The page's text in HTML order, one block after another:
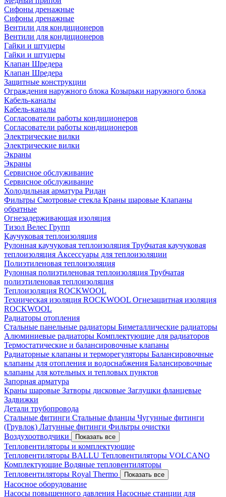
Сифоны дренажные
Сифоны дренажные
Вентили для кондиционеров
Вентили для кондиционеров
Гайки и штуцеры
Гайки и штуцеры
Клапан Шредера
Клапан Шредера
Защитные конструкции
Ограждения наружного блока Козырьки наружного блока
Кабель-каналы
Кабель-каналы
Согласователи работы кондиционеров
Согласователи работы кондиционеров
Электрические вилки
Электрические вилки
Экраны
Экраны
Сервисное обслуживание
Сервисное обслуживание
Холодильная арматура Ридан
Фильтры Смотровые стекла Краны шаровые Клапаны
обратные
Огнезадерживающая изоляция
Тизол Велес Групп
Каучуковая теплоизоляция
Рулонная каучуковая теплоизоляция Трубчатая каучуковая
теплоизоляция Аксессуары для теплоизоляции
Полиэтиленовая теплоизоляция
Рулонная полиэтиленовая теплоизоляция Трубчатая
полиэтиленовая теплоизоляция
Теплоизоляция ROCKWOOL
Техническая изоляция ROCKWOOL Огнезащитная изоляция
ROCKWOOL
Радиаторы отопления
Стальные панельные радиаторы Биметаллические радиаторы
Алюминиевые радиаторы Комплектующие для радиаторов
Термостатические и балансировочные клапаны
Радиаторные клапаны и терморегуляторы Балансировочные
клапаны для отопления и водоснабжения Балансировочные
клапаны для котельных и тепловых пунктов
Запорная арматура
Краны шаровые Затворы дисковые Заглушки фланцевые
Задвижки
Детали трубопровода
Стальные фитинги Стальные фланцы Чугунные фитинги
(Грувлок) Латунные фитинги Фильтры очистки
Воздухоотводчики
Показать все
Тепловентиляторы и комплектующие
Тепловентиляторы BALLU Тепловентиляторы VOLCANO
Комплектующие Водяные тепловентиляторы
Тепловентиляторы Royal Thermo
Показать все
Насосное оборудование
Насосы повышенного давления Насосные станции для